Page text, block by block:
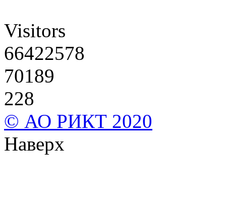
Visitors
66422578
70189
228
© АО РИКТ 2020
Наверх